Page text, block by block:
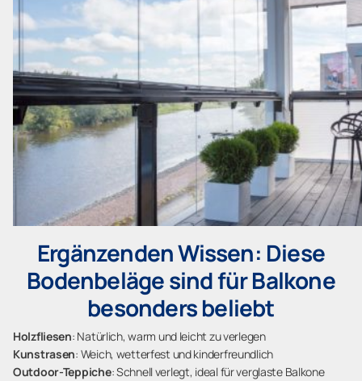
Ergänzenden Wissen: Diese
Bodenbeläge sind für Balkone
besonders beliebt
Holzfliesen: Natürlich, warm und leicht zu verlegen
Kunstrasen: Weich, wetterfest und kinderfreundlich
Outdoor-Teppiche: Schnell verlegt, ideal für verglaste Balkone